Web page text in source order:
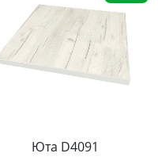
Юта D4091